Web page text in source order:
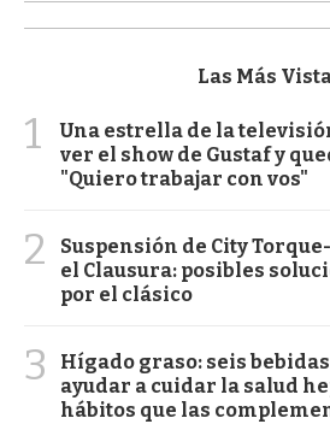
Las Más
1
Una estrella de la
ver el show de Gustaf y
"Quiero trabajar con vos"
2
Suspensión de City
el Clausura: posibles
por el clásico
3
Hígado graso: seis
ayudar a cuidar la salud
hábitos que las